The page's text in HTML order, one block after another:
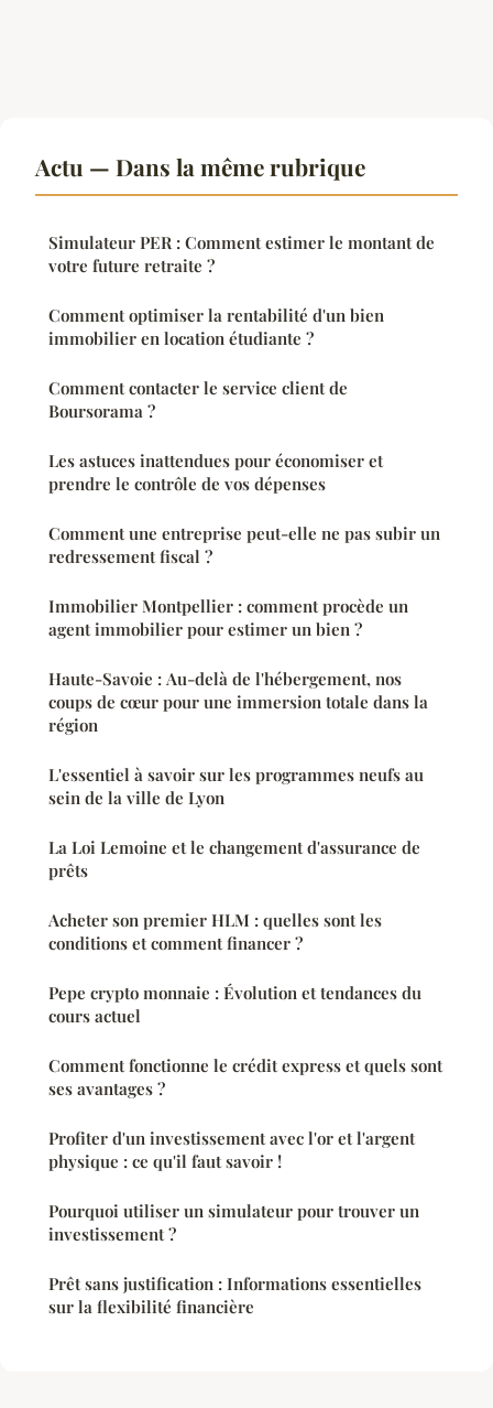
Actu — Dans la même rubrique
Simulateur PER : Comment estimer le montant de
votre future retraite ?
Comment optimiser la rentabilité d'un bien
immobilier en location étudiante ?
Comment contacter le service client de
Boursorama ?
Les astuces inattendues pour économiser et
prendre le contrôle de vos dépenses
Comment une entreprise peut-elle ne pas subir un
redressement fiscal ?
Immobilier Montpellier : comment procède un
agent immobilier pour estimer un bien ?
Haute-Savoie : Au-delà de l'hébergement, nos
coups de cœur pour une immersion totale dans la
région
L'essentiel à savoir sur les programmes neufs au
sein de la ville de Lyon
La Loi Lemoine et le changement d'assurance de
prêts
Acheter son premier HLM : quelles sont les
conditions et comment financer ?
Pepe crypto monnaie : Évolution et tendances du
cours actuel
Comment fonctionne le crédit express et quels sont
ses avantages ?
Profiter d'un investissement avec l'or et l'argent
physique : ce qu'il faut savoir !
Pourquoi utiliser un simulateur pour trouver un
investissement ?
Prêt sans justification : Informations essentielles
sur la flexibilité financière